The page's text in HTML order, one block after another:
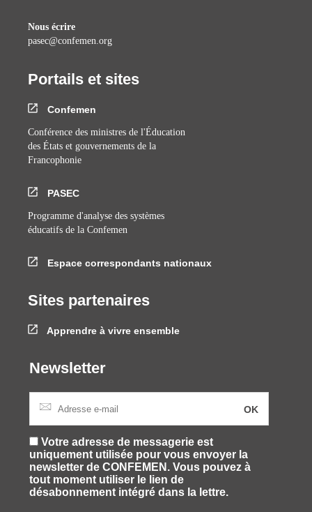
Nous écrire
pasec@confemen.org
Portails et sites
Confemen
Conférence des ministres de l'Éducation
des États et gouvernements de la
Francophonie
PASEC
Programme d'analyse des systèmes
éducatifs de la Confemen
Espace correspondants nationaux
Sites partenaires
Apprendre à vivre ensemble
Newsletter
Votre adresse de messagerie est
uniquement utilisée pour vous envoyer la
newsletter de CONFEMEN. Vous pouvez à
tout moment utiliser le lien de
désabonnement intégré dans la lettre.